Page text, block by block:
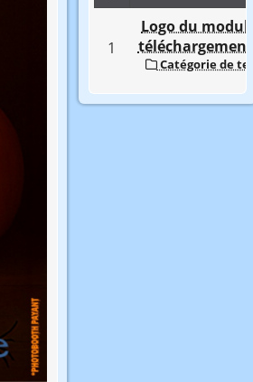
1
Logo du module
téléchargements
Catégorie de test